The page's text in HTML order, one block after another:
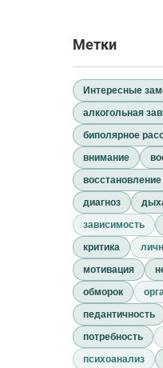
Метки
Интересные
алкогольная
биполярное
внимание
диагноз
зависимость
критика
мотивация
обморок
педантичность
потребность
психоанализ